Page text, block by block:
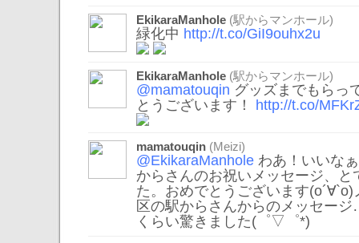
EkikaraManhole (駅からマンホール)
緑化中 http://t.co/GiI9ouhx2u
EkikaraManhole (駅からマンホール)
@mamatouqin グッズまでもらっ
とうございます！ http://t.co/
mamatouqin (Meizi)
@EkikaraManhole わあ！いいな
からさんのお祝いメッセージ、と
た。おめでとうございます
区の駅からさんからのメッセー
くらい驚きました(゜▽゜*)